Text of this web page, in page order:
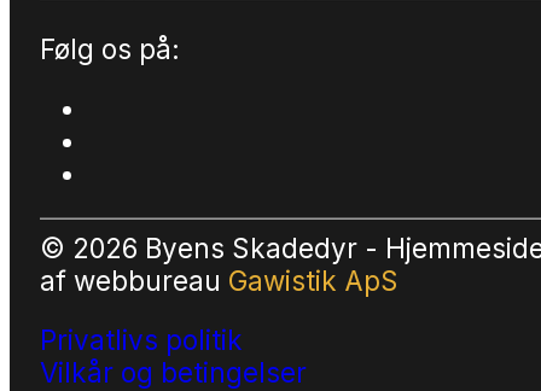
Følg os på:
© 2026 Byens Skadedyr -
af webbureau Gawistik ApS
Privatlivs politik
Vilkår og betingelser